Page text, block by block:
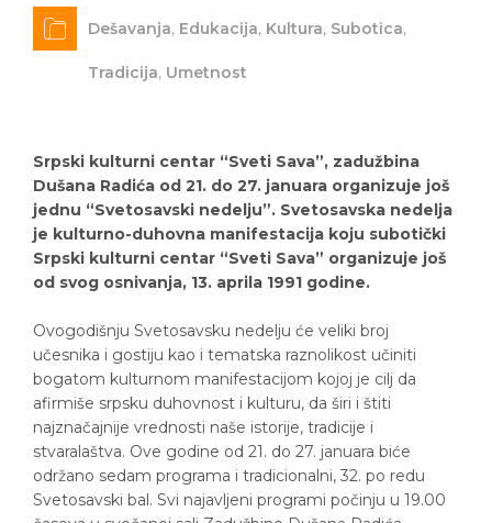
Dešavanja, Edukacija, Kultura, Subotica,
Tradicija, Umetnost
Srpski kulturni centar “Sveti Sava”, zadužbina
Dušana Radića od 21. do 27. januara organizuje još
jednu “Svetosavski nedelju”. Svetosavska nedelja
je kulturno-duhovna manifestacija koju subotički
Srpski kulturni centar “Sveti Sava” organizuje još
od svog osnivanja, 13. aprila 1991 godine.
Ovogodišnju Svetosavsku nedelju će veliki broj
učesnika i gostiju kao i tematska raznolikost učiniti
bogatom kulturnom manifestacijom kojoj je cilj da
afirmiše srpsku duhovnost i kulturu, da širi i štiti
najznačajnije vrednosti naše istorije, tradicije i
stvaralaštva. Ove godine od 21. do 27. januara biće
održano sedam programa i tradicionalni, 32. po redu
Svetosavski bal. Svi najavljeni programi počinju u 19.00